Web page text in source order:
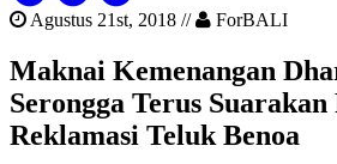
Agustus 21st, 2018 // ForBALI
Maknai Kemenangan
Serongga Terus Suarakan
Reklamasi Teluk Benoa